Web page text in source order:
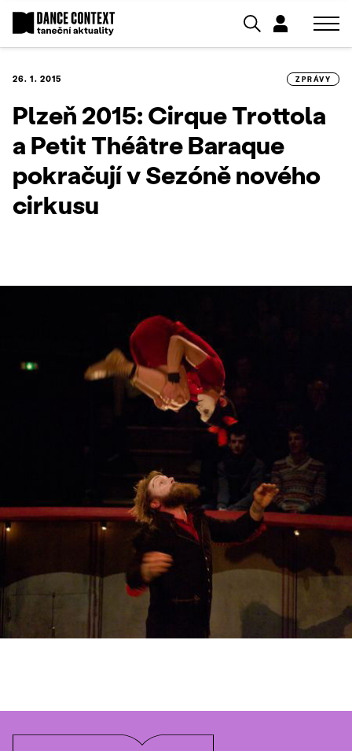
26. 1. 2015 ZPRÁVY
Plzeň 2015: Cirque Trottola
a Petit Théâtre Baraque
pokračují v Sezóně nového
cirkusu